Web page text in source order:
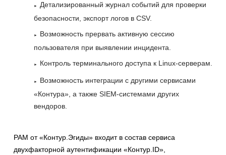
Детализированный журнал событий для проверки
безопасности, экспорт логов в CSV.
Возможность прервать активную сессию
пользователя при выявлении инцидента.
Контроль терминального доступа к Linux-серверам.
Возможность интеграции с другими сервисами
«Контура», а также SIEM-системами других
вендоров.
PAM от «Контур.Эгиды» входит в состав сервиса
двухфакторной аутентификации «Контур.ID»,